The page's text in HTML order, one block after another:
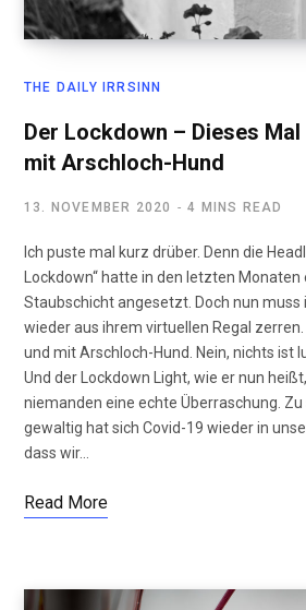
THE DAILY IRRSINN
Der Lockdown – Dieses
mit Arschloch-Hund
13. NOVEMBER 2020 4 MINS READ
Ich puste mal kurz drüber. Denn die
Lockdown“ hatte in den letzten
Staubschicht angesetzt. Doch nun muss
wieder aus ihrem virtuellen Regal
und mit Arschloch-Hund. Nein, nichts ist
Und der Lockdown Light, wie er nun
niemanden eine echte Überraschung. Zu
gewaltig hat sich Covid-19 wieder in
dass wir…
Read More